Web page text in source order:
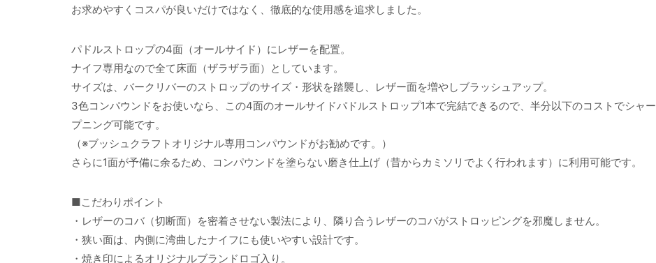
お求めやすくコスパが良いだけではなく、徹底的な使用感を追求しました。
パドルストロップの4面（オールサイド）にレザーを配置。
ナイフ専用なので全て床面（ザラザラ面）としています。
サイズは、バークリバーのストロップのサイズ・形状を踏襲し、レザー面を増やしブラッシュアップ。
3色コンパウンドをお使いなら、この4面のオールサイドパドルストロップ1本で完結できるので、半分以下のコストでシャー
プニング可能です。
（※ブッシュクラフトオリジナル専用コンパウンドがお勧めです。）
さらに1面が予備に余るため、コンパウンドを塗らない磨き仕上げ（昔からカミソリでよく行われます）に利用可能です。
■こだわりポイント
・レザーのコバ（切断面）を密着させない製法により、隣り合うレザーのコバがストロッピングを邪魔しません。
・狭い面は、内側に湾曲したナイフにも使いやすい設計です。
・焼き印によるオリジナルブランドロゴ入り。